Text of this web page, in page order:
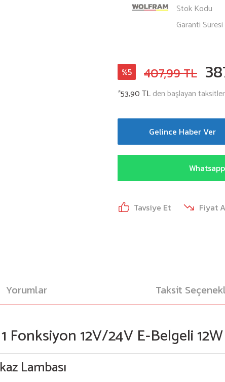
Stok Kodu
Garanti Süresi
%5 407,99 TL
*53,90 TLden başlayan
Gelince Haber Ver
Tavsiye Et Fiyat
Yorumlar Taksit
12V/24V E-Belgeli 12W
Lambası